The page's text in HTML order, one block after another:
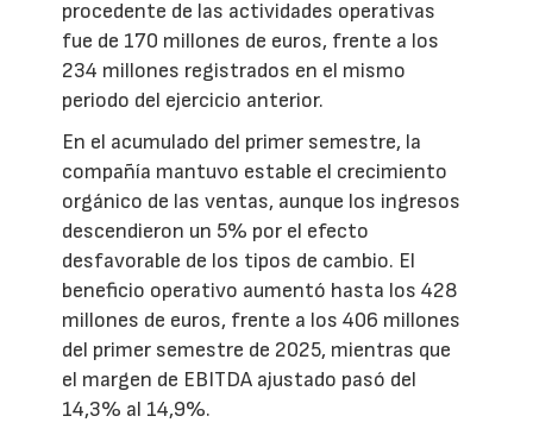
procedente de las actividades operativas
fue de 170 millones de euros, frente a los
234 millones registrados en el mismo
periodo del ejercicio anterior.
En el acumulado del primer semestre, la
compañía mantuvo estable el crecimiento
orgánico de las ventas, aunque los ingresos
descendieron un 5% por el efecto
desfavorable de los tipos de cambio. El
beneficio operativo aumentó hasta los 428
millones de euros, frente a los 406 millones
del primer semestre de 2025, mientras que
el margen de EBITDA ajustado pasó del
14,3% al 14,9%.